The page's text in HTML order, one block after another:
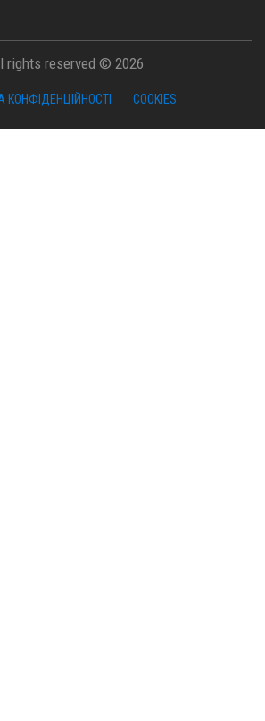
rights reserved © 2026
КОНФІДЕНЦІЙНОСТІ COOKIES